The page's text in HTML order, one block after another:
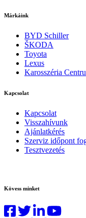
Márkáink
BYD Schiller
ŠKODA
Toyota
Lexus
Karosszéria
Kapcsolat
Kapcsolat
Visszahívunk
Ajánlatkérés
Szerviz időpont
Tesztvezetés
Kövess minket